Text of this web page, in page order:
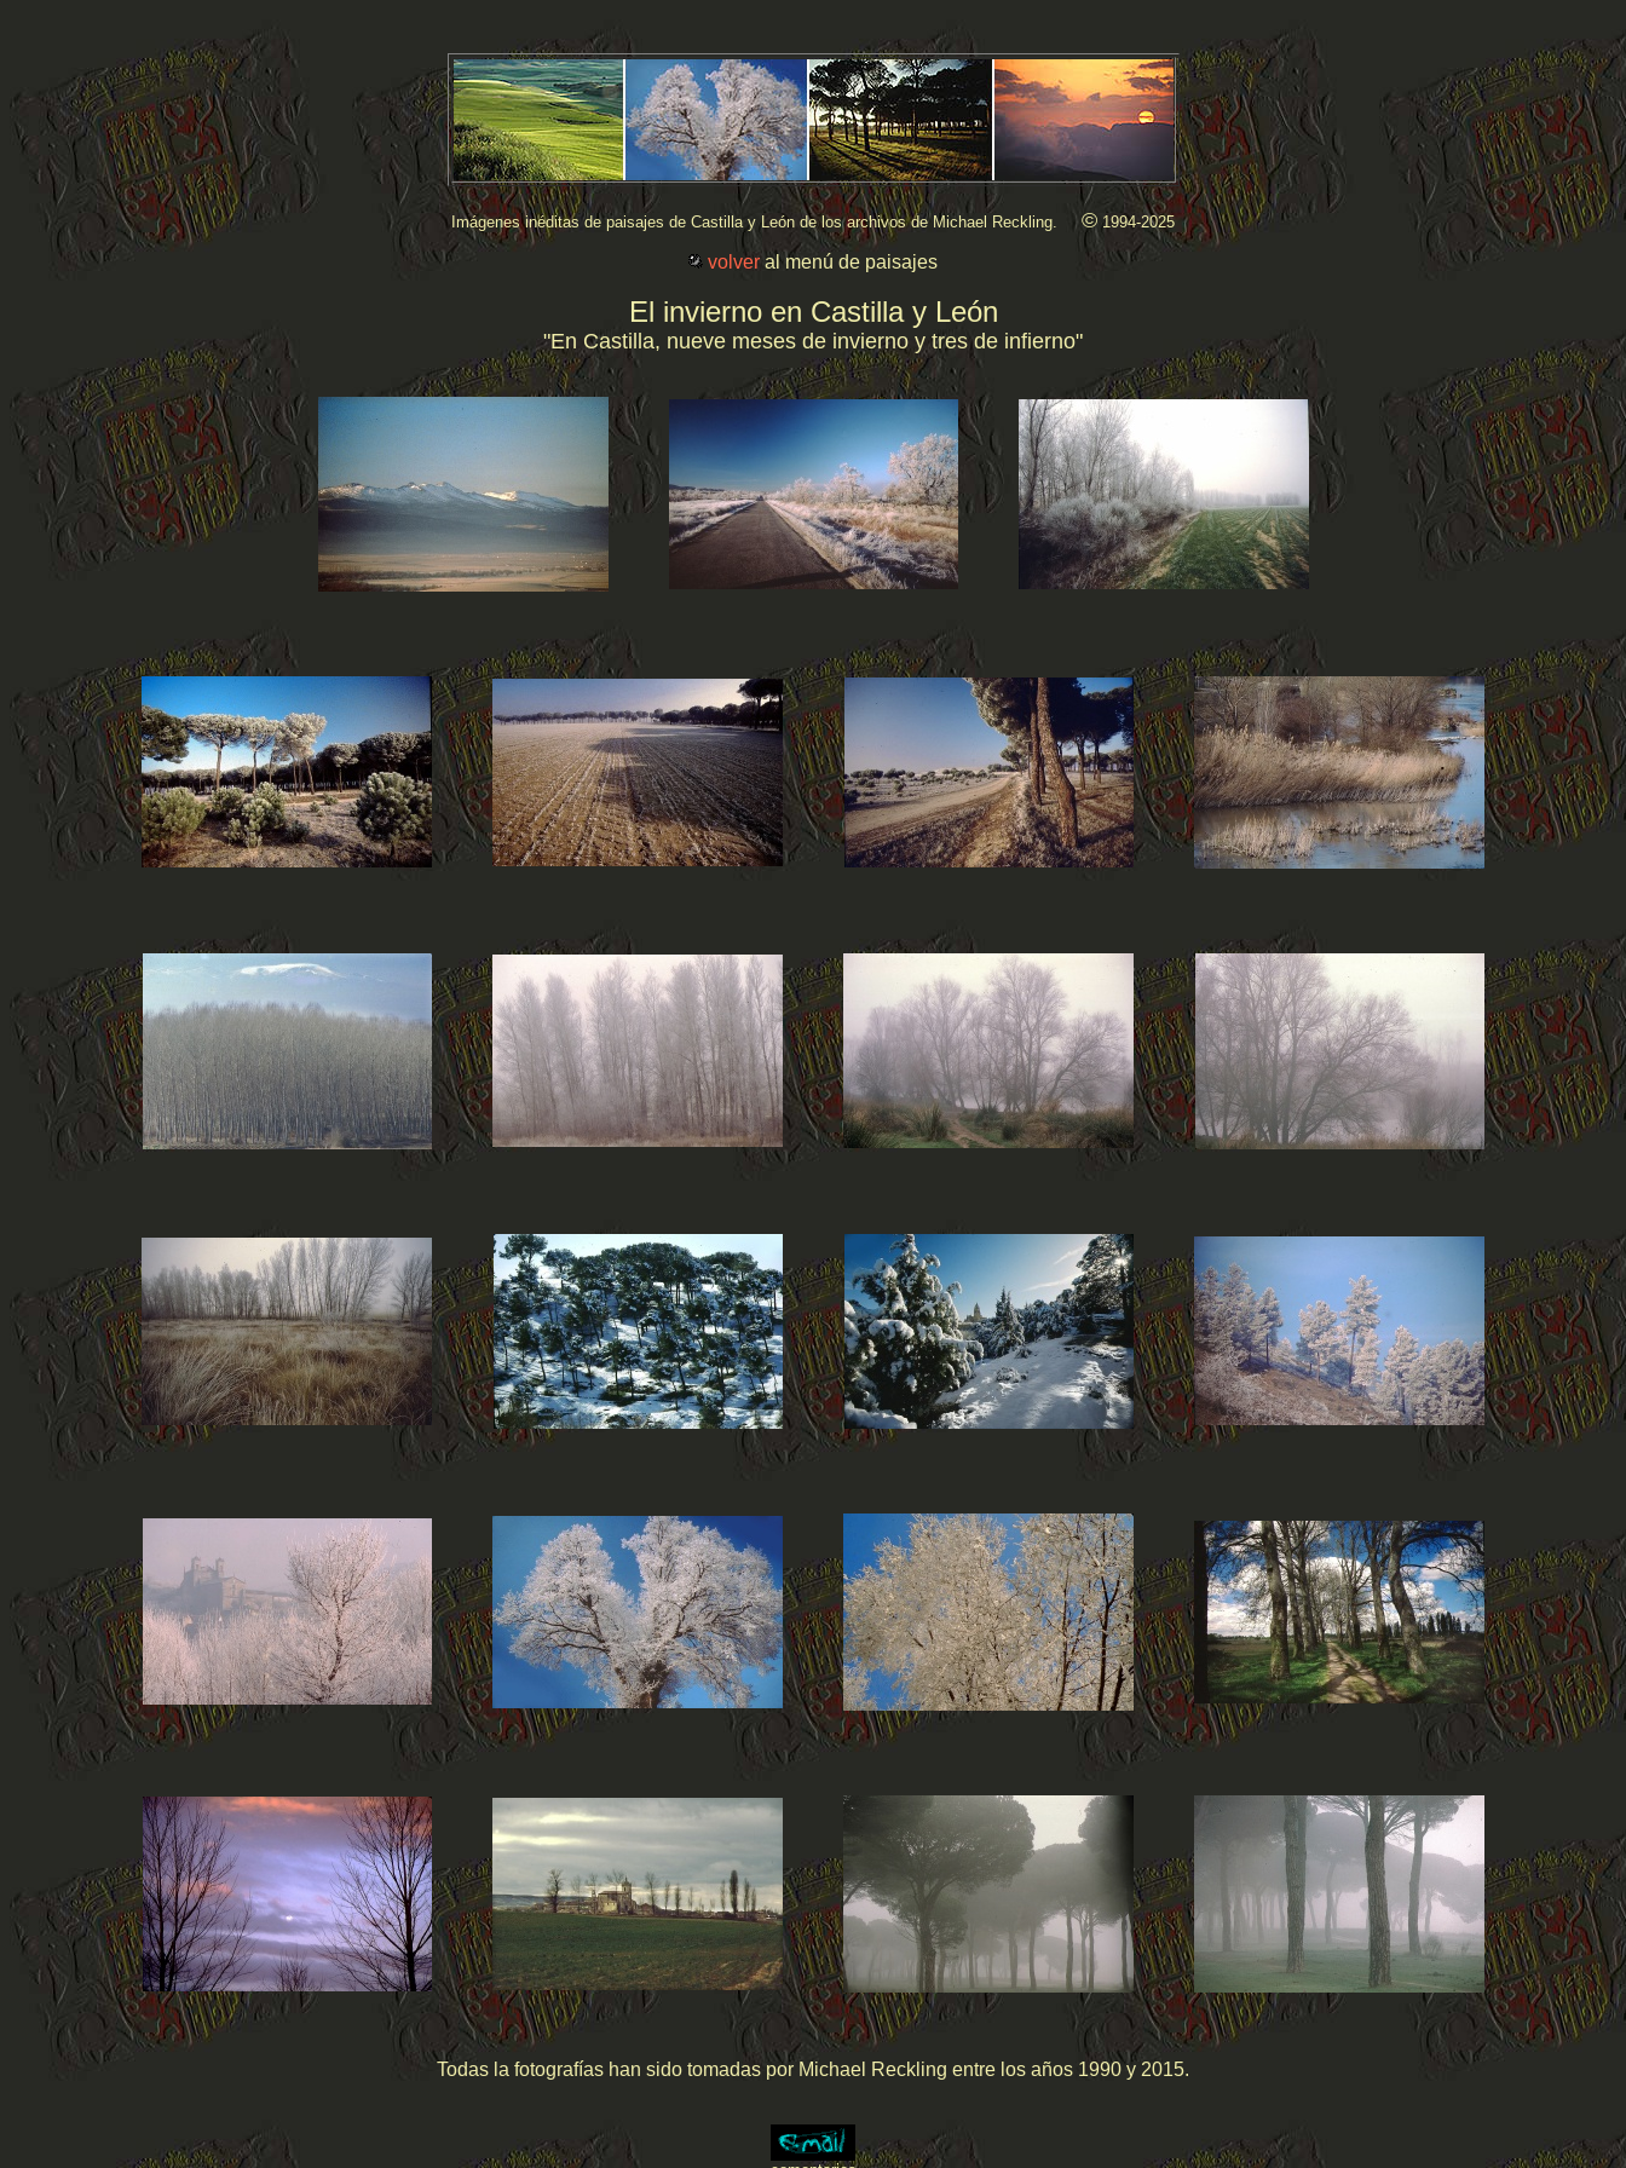
Imágenes inéditas de paisajes de Castilla y León de los archivos de Michael Reckling. © 1994-2025
volver al menú de paisajes
El invierno en Castilla y León
"En Castilla, nueve meses de invierno y tres de infierno"
Todas la fotografías han sido tomadas por Michael Reckling entre los años 1990 y 2015.